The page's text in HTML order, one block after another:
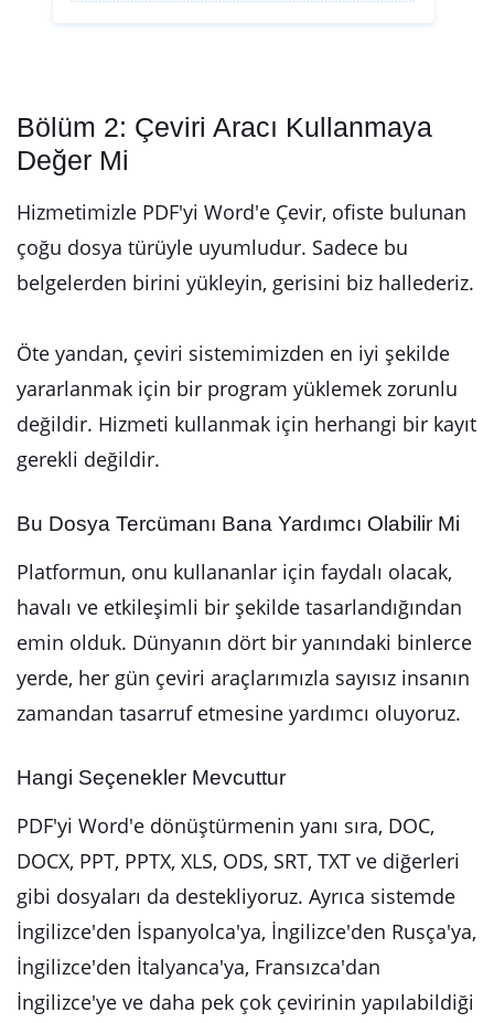
Bölüm 2: Çeviri Aracı Kullanmaya
Değer Mi
Hizmetimizle PDF'yi Word'e Çevir, ofiste bulunan
çoğu dosya türüyle uyumludur. Sadece bu
belgelerden birini yükleyin, gerisini biz hallederiz.
Öte yandan, çeviri sistemimizden en iyi şekilde
yararlanmak için bir program yüklemek zorunlu
değildir. Hizmeti kullanmak için herhangi bir kayıt
gerekli değildir.
Bu Dosya Tercümanı Bana Yardımcı Olabilir Mi
Platformun, onu kullananlar için faydalı olacak,
havalı ve etkileşimli bir şekilde tasarlandığından
emin olduk. Dünyanın dört bir yanındaki binlerce
yerde, her gün çeviri araçlarımızla sayısız insanın
zamandan tasarruf etmesine yardımcı oluyoruz.
Hangi Seçenekler Mevcuttur
PDF'yi Word'e dönüştürmenin yanı sıra, DOC,
DOCX, PPT, PPTX, XLS, ODS, SRT, TXT ve diğerleri
gibi dosyaları da destekliyoruz. Ayrıca sistemde
İngilizce'den İspanyolca'ya, İngilizce'den Rusça'ya,
İngilizce'den İtalyanca'ya, Fransızca'dan
İngilizce'ye ve daha pek çok çevirinin yapılabildiği